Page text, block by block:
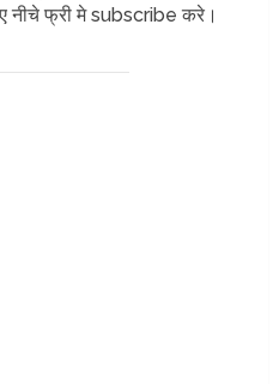
नीचे फ्री मे subscribe करे।